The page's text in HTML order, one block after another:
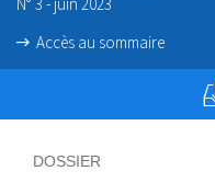
Accès au sommaire
DOSSIER